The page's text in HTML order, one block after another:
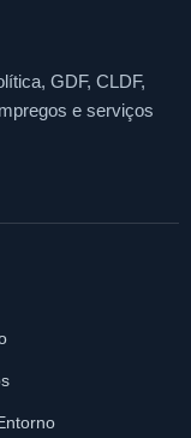
GDF, CLDF,
e serviços